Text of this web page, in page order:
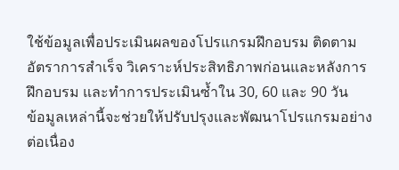
ใช้ข้อมูลเพื่อประเมินผลของโปรแกรมฝึกอบรม ติดตาม
อัตราการสำเร็จ วิเคราะห์ประสิทธิภาพก่อนและหลังการ
ฝึกอบรม และทำการประเมินซ้ำใน 30, 60 และ 90 วัน
ข้อมูลเหล่านี้จะช่วยให้ปรับปรุงและพัฒนาโปรแกรมอย่าง
ต่อเนื่อง